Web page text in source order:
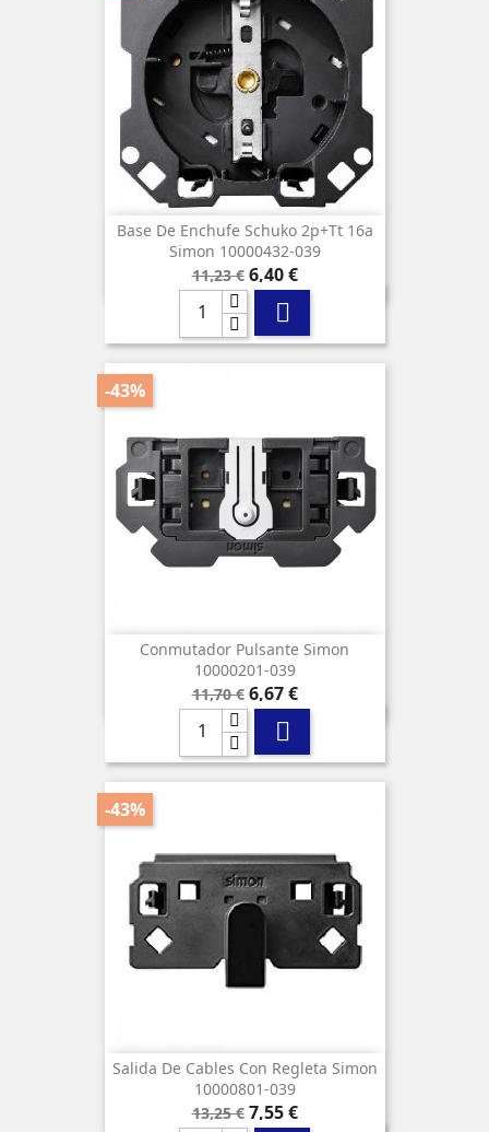
Base De Enchufe Schuko 2p+tt 16a
Simon 10000432-039
Precio
base
11,23 € Precio
6,40 €

Conmutador Pulsante Simon
10000201-039
Precio
base
11,70 €
-43%
Precio
6,67 €

Salida De Cables Con Regleta Simon
10000801-039
Precio
13,25 €
-43%
Precio
7,55 €